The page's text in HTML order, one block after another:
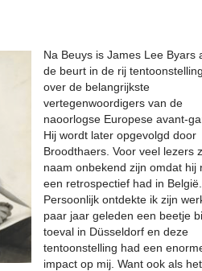
Na Beuys is James Lee Byars
de beurt in de rij
over de belangrijkste
vertegenwoordigers van de
naoorlogse Europese avant-
Hij wordt later opgevolgd door
Broodthaers. Voor veel lezers
naam onbekend zijn omdat hij
een retrospectief had in België.
Persoonlijk ontdekte ik zijn
paar jaar geleden een beetje
toeval in Düsseldorf en deze
tentoonstelling had een
impact op mij. Want ook als het